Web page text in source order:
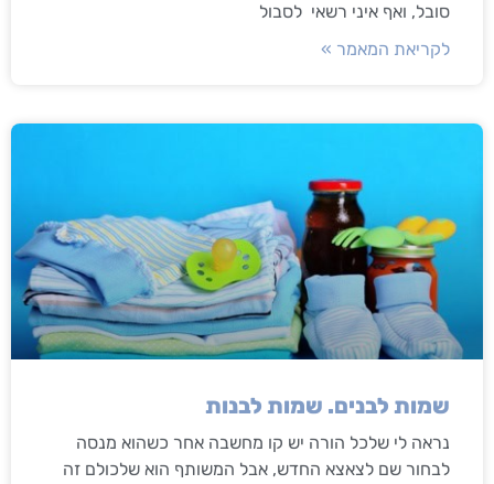
סובל, ואף איני רשאי לסבול
לקריאת המאמר »
שמות לבנים. שמות לבנות
נראה לי שלכל הורה יש קו מחשבה אחר כשהוא מנסה
לבחור שם לצאצא החדש, אבל המשותף הוא שלכולם זה